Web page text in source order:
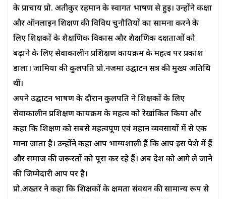
के प्राचार्य प्रो. अतीकुर रहमान के स्वागत भाषण से हुई। उन्होंने कक्षा
और ऑनलाइन शिक्षण की विविध चुनौतियों का सामना करने के
लिए शिक्षकों के शैक्षणिक विकास और शैक्षणिक दक्षताओं को
बढ़ाने के लिए सेवाकालीन प्रशिक्षण कार्यक्रम के महत्व पर प्रकाश
डाला। जामिया की कुलपति प्रो.नजमा उद्घाटन सत्र की मुख्य अतिथि
थीं।
अपने उद्घाटन भाषण के दौरान कुलपति ने शिक्षकों के लिए
सेवाकालीन प्रशिक्षण कार्यक्रम के महत्व को रेखांकित किया और
कहा कि शिक्षण को सबसे महत्वपूर्ण एवं महान व्यवसायों में से एक
माना जाता है। उन्होंने कहा आप भाग्यशाली हैं कि आप इस पेशे में हैं
और समाज की जरूरतों को पूरा कर रहे हैं। अब देश को आगे ले जाने
की जिम्मेदारी आप पर है।
प्रो.अख्तर ने कहा कि शिक्षकों के क्षमता संवर्धन की सामान्य रूप से